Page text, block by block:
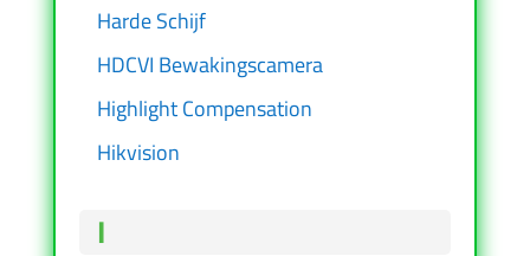
Harde Schijf
HDCVI Bewakingscamera
Highlight Compensation
Hikvision
I